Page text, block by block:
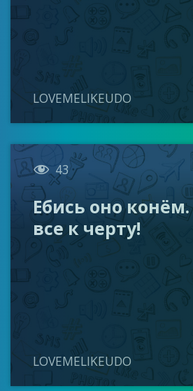
LOVEMELIKEUDO
 43
Ебись оно
все к черту!
LOVEMELIKEUDO